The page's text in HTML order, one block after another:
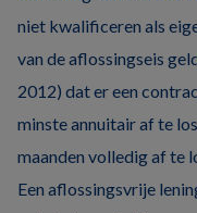
niet kwalificeren als
van de aflossingseis
2012) dat er een
minste annuitair af te
maanden volledig af te
Een aflossingsvrije